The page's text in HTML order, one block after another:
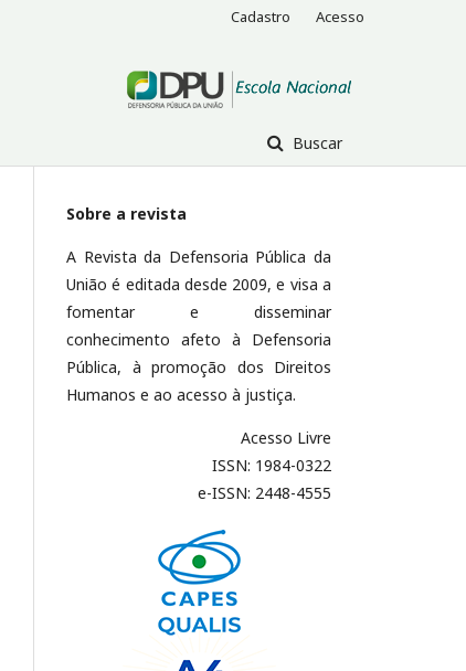
Buscar
Cadastro Acesso
Sobre a revista
A Revista da Defensoria Pública da
União é editada desde 2009, e visa a
fomentar e disseminar
conhecimento afeto à Defensoria
Pública, à promoção dos Direitos
Humanos e ao acesso à justiça.
Acesso Livre
ISSN: 1984-0322
e-ISSN: 2448-4555